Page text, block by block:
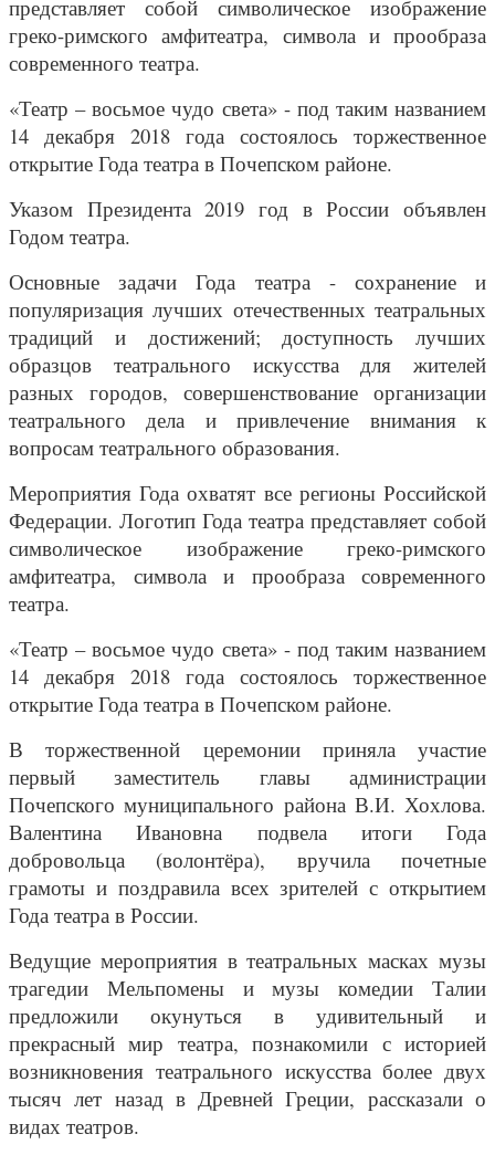
представляет собой символическое изображение
греко-римского амфитеатра, символа и прообраза
современного театра.
«Театр – восьмое чудо света» - под таким названием
14 декабря 2018 года состоялось торжественное
открытие Года театра в Почепском районе.
Указом Президента 2019 год в России объявлен
Годом театра.
Основные задачи Года театра - сохранение и
популяризация лучших отечественных театральных
традиций и достижений; доступность лучших
образцов театрального искусства для жителей
разных городов, совершенствование организации
театрального дела и привлечение внимания к
вопросам театрального образования.
Мероприятия Года охватят все регионы Российской
Федерации. Логотип Года театра представляет собой
символическое изображение греко-римского
амфитеатра, символа и прообраза современного
театра.
«Театр – восьмое чудо света» - под таким названием
14 декабря 2018 года состоялось торжественное
открытие Года театра в Почепском районе.
В торжественной церемонии приняла участие
первый заместитель главы администрации
Почепского муниципального района В.И. Хохлова.
Валентина Ивановна подвела итоги Года
добровольца (волонтёра), вручила почетные
грамоты и поздравила всех зрителей с открытием
Года театра в России.
Ведущие мероприятия в театральных масках музы
трагедии Мельпомены и музы комедии Талии
предложили окунуться в удивительный и
прекрасный мир театра, познакомили с историей
возникновения театрального искусства более двух
тысяч лет назад в Древней Греции, рассказали о
видах театров.